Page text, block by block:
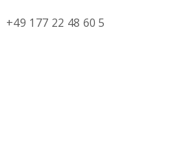
+49 177 22 48 60 5